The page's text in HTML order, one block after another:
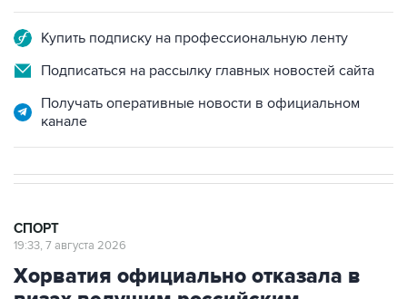
Подписаться на рассылку главных новостей сайта
Получать оперативные новости в официальном
Хорватия официально отказала в
визах ведущим российским
гимнасткам для участия в ЧЕ